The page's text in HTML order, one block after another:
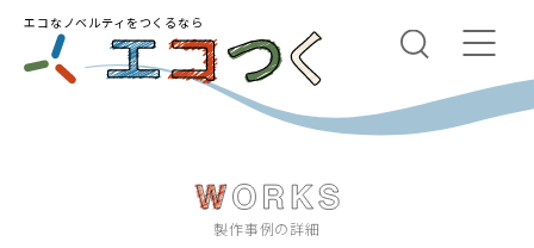
エコなノベルティをつくるなら
製作事例の詳細